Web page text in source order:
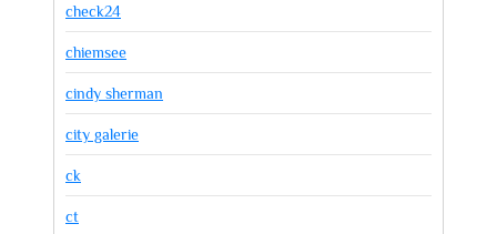
check24
chiemsee
cindy sherman
city galerie
ck
ct